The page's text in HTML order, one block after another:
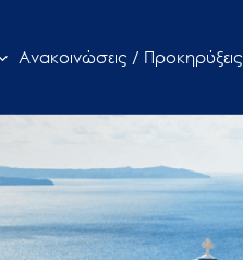
Ανακοινώσεις / Προκηρύξεις